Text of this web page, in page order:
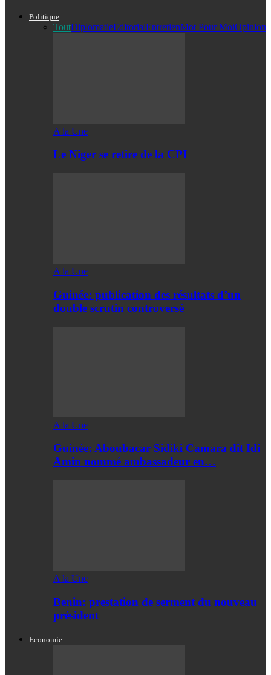
Politique
ToutDiplomatieEditorialEntretienMot Pour MoiOpinion
A la Une
Le Niger se retire de la CPI
A la Une
Guinée: publication des résultats d’un
double scrutin controversé
A la Une
Guinée: Aboubacar Sidiki Camara dit Idi
Amin nommé ambassadeur en…
A la Une
Benin: prestation de serment du nouveau
président
Economie